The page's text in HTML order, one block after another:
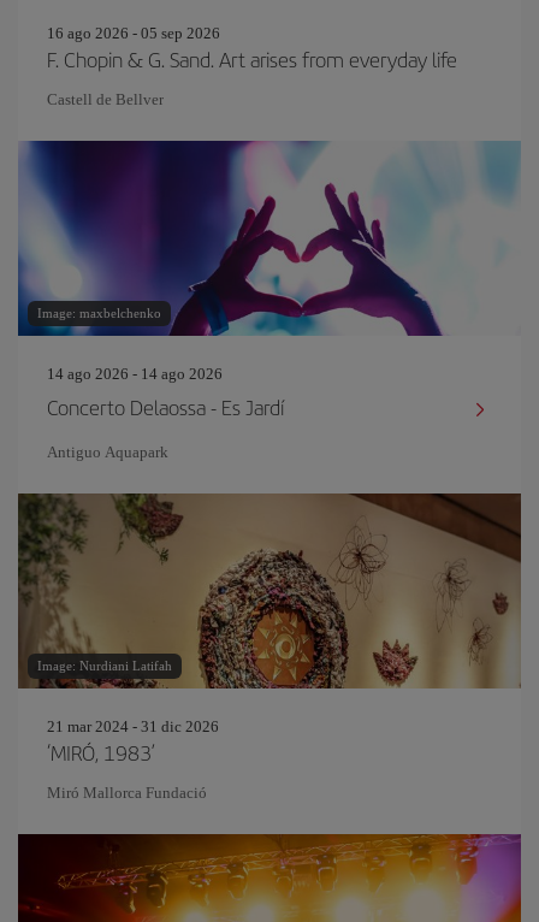
16 ago 2026 - 05 sep 2026
F. Chopin & G. Sand. Art arises from everyday life
Castell de Bellver
Image: maxbelchenko
14 ago 2026 - 14 ago 2026
Concerto Delaossa - Es Jardí
Antiguo Aquapark
Image: Nurdiani Latifah
21 mar 2024 - 31 dic 2026
‘MIRÓ, 1983’
Miró Mallorca Fundació